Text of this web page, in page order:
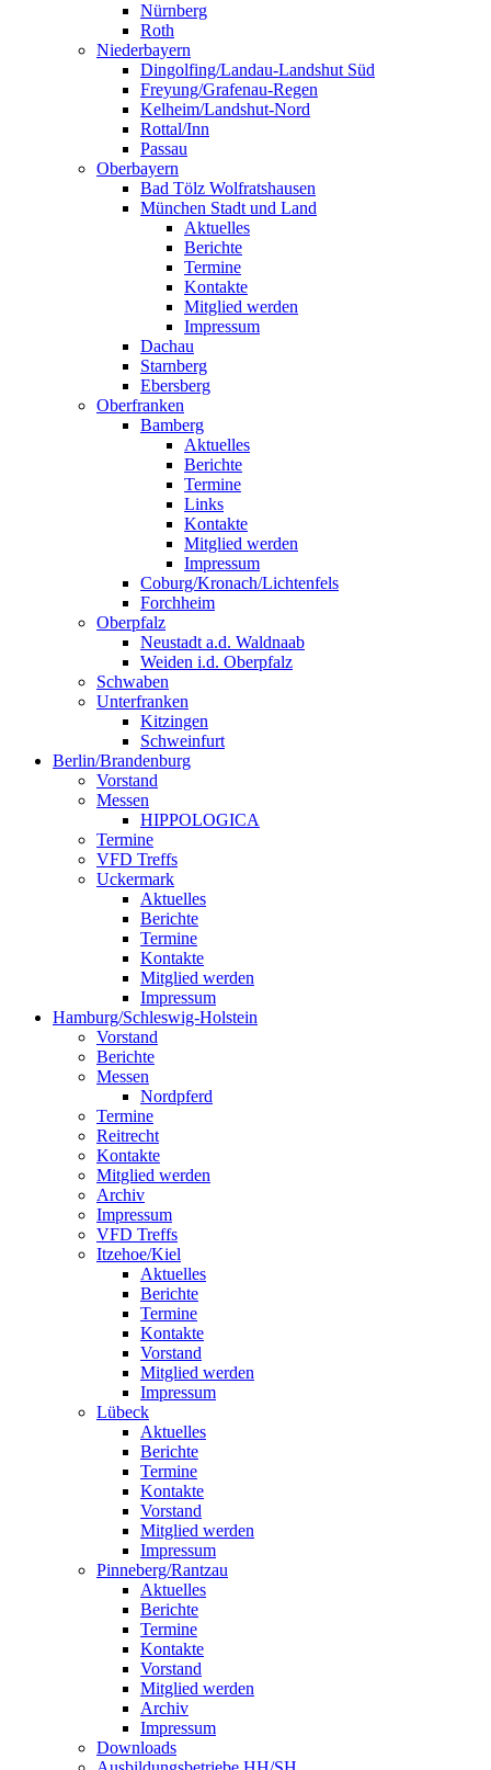
Nürnberg
Roth
Niederbayern
Dingolfing/Landau-Landshut Süd
Freyung/Grafenau-Regen
Kelheim/Landshut-Nord
Rottal/Inn
Passau
Oberbayern
Bad Tölz Wolfratshausen
München Stadt und Land
Aktuelles
Berichte
Termine
Kontakte
Mitglied werden
Impressum
Dachau
Starnberg
Ebersberg
Oberfranken
Bamberg
Aktuelles
Berichte
Termine
Links
Kontakte
Mitglied werden
Impressum
Coburg/Kronach/Lichtenfels
Forchheim
Oberpfalz
Neustadt a.d. Waldnaab
Weiden i.d. Oberpfalz
Schwaben
Unterfranken
Kitzingen
Schweinfurt
Berlin/Brandenburg
Vorstand
Messen
HIPPOLOGICA
Termine
VFD Treffs
Uckermark
Aktuelles
Berichte
Termine
Kontakte
Mitglied werden
Impressum
Hamburg/Schleswig-Holstein
Vorstand
Berichte
Messen
Nordpferd
Termine
Reitrecht
Kontakte
Mitglied werden
Archiv
Impressum
VFD Treffs
Itzehoe/Kiel
Aktuelles
Berichte
Termine
Kontakte
Vorstand
Mitglied werden
Impressum
Lübeck
Aktuelles
Berichte
Termine
Kontakte
Vorstand
Mitglied werden
Impressum
Pinneberg/Rantzau
Aktuelles
Berichte
Termine
Kontakte
Vorstand
Mitglied werden
Archiv
Impressum
Downloads